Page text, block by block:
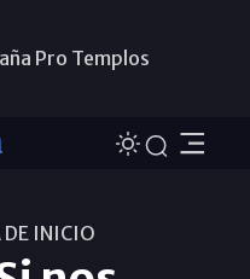
Pro Templos
DE INICIO